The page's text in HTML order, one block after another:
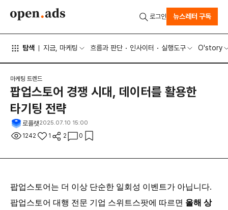
탐색 지금, 마케팅 흐름과 판단 인사이터 실행도구 O'story
로그인 뉴스레터 구독
마케팅 트렌드
팝업스토어 경쟁 시대, 데이터를 활용한
타기팅 전략
로플랫2025.07.10 15:00
1242 1 2 0
팝업스토어는 더 이상 단순한 일회성 이벤트가 아닙니다.
팝업스토어 대행 전문 기업 스위트스팟에 따르면 올해 상